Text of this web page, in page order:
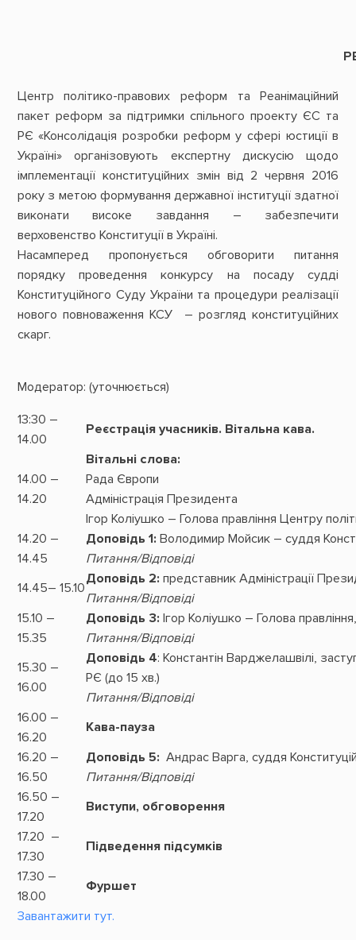
Центр політико-правових реформ та Реанімаційний
пакет реформ за підтримки спільного проекту ЄС та
РЄ «Консолідація розробки реформ у сфері юстиції в
Україні» організовують експертну дискусію щодо
імплементації конституційних змін від 2 червня 2016
року з метою формування державної інституції здатної
виконати високе завдання – забезпечити
верховенство Конституції в Україні.
Насамперед пропонується обговорити питання
порядку проведення конкурсу на посаду судді
Конституційного Суду України та процедури реалізації
нового повноваження КСУ – розгляд конституційних
скарг.
Модератор: (уточнюється)
13:30 –
14.00
Реєстрація учасників. Вітальна кава.
14.00 –
14.20
Вітальні слова:
Рада Європи
Адміністрація Президента
Ігор Коліушко – Голова правління Центру
14.20 –
14.45
Доповідь 1: Володимир Мойсик – суддя
Питання/Відповіді
14.45– 15.10
Доповідь 2: представник Адміністрації
Питання/Відповіді
15.10 –
15.35
Доповідь 3: Ігор Коліушко – Голова
Питання/Відповіді
15.30 –
16.00
Доповідь 4: Константін Варджелашвілі,
РЄ (до 15 хв.)
Питання/Відповіді
16.00 –
16.20
Кава-пауза
16.20 –
16.50
Доповідь 5: Андрас Варга, суддя
Питання/Відповіді
16.50 –
17.20
Виступи, обговорення
17.20 –
17.30
Підведення підсумків
17.30 –
18.00
Фуршет
Завантажити тут.